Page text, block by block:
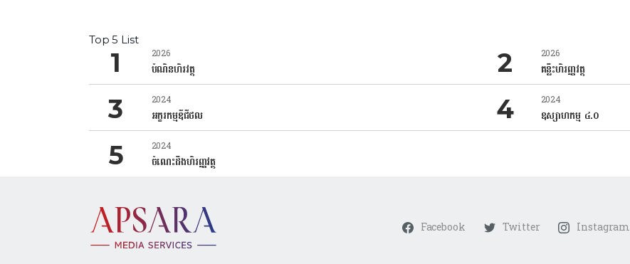
Top 5 List
2026
បំណិនហិរវត្ថុ
2026
គន្លឹះហិរញ្ញវត្ថុ
2024
អក្ខរកម្មឌីជីថល
2024
ឧស្សាហកម្ម ៤.០
2024
ចំណេះដឹងហិរញ្ញវត្ថុ
Facebook Twitter Instagram